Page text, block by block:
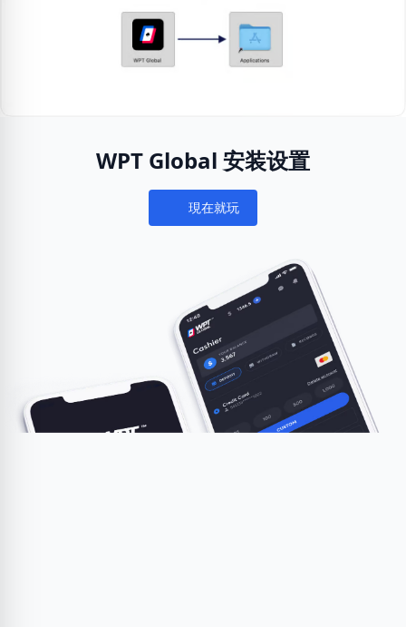
WPT Global 安装设置
Notifications
現在就玩